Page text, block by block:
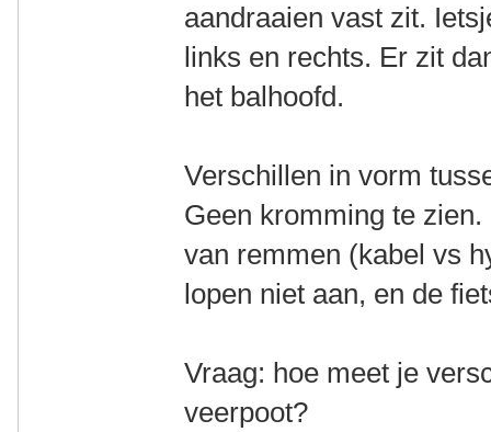
aandraaien vast zit.
links en rechts. Er zit
het balhoofd.
Verschillen in vorm
Geen kromming te
van remmen (kabel vs
lopen niet aan, en de
Vraag: hoe meet je
veerpoot?